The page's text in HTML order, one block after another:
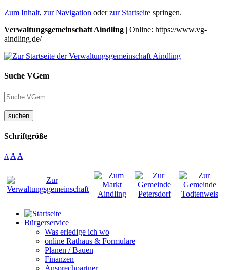
Zum Inhalt, zur Navigation oderzur Startseite springen.
Verwaltungsgemeinschaft Aindling | Online: https://www.vg-
aindling.de/
Suche VGem
suchen
Schriftgröße
A A A
Bürgerservice
Was erledige ich wo
online Rathaus & Formulare
Planen / Bauen
Finanzen
Ansprechpartner